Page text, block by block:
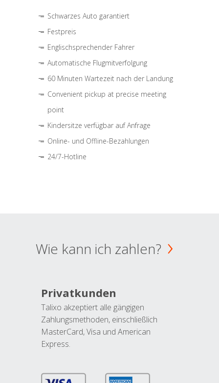
Schwarzes Auto garantiert
Festpreis
Englischsprechender Fahrer
Automatische Flugmitverfolgung
60 Minuten Wartezeit nach der Landung
Convenient pickup at precise meeting
point
Kindersitze verfügbar auf Anfrage
Online- und Offline-Bezahlungen
24/7-Hotline
Wie kann ich zahlen?
Privatkunden
Talixo akzeptiert alle gängigen
Zahlungsmethoden, einschließlich
MasterCard, Visa und American
Express.